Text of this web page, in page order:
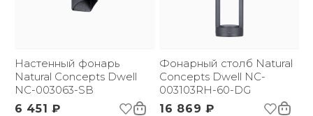
Настенный фонарь
Natural Concepts Dwell
NC-003063-SB
6 451 ₽
Фонарный столб Natural
Concepts Dwell NC-
003103RH-60-DG
16 869 ₽